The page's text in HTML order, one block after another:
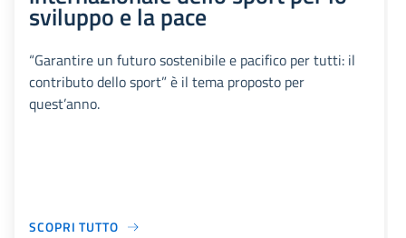
sviluppo e la pace
“Garantire un futuro sostenibile e pacifico per tutti: il
contributo dello sport” è il tema proposto per
quest’anno.
SCOPRI TUTTO